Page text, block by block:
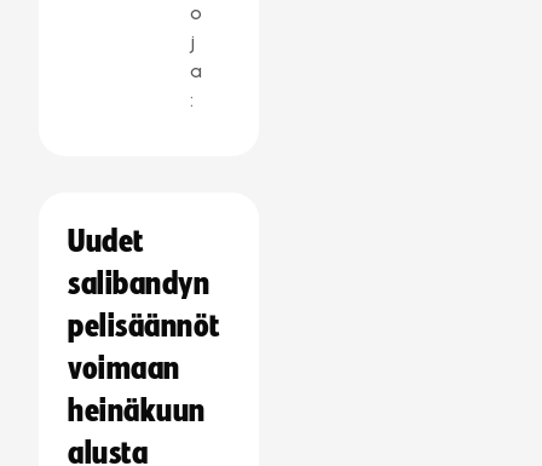
o
j
a
:
Uudet
salibandyn
pelisäännöt
voimaan
heinäkuun
alusta